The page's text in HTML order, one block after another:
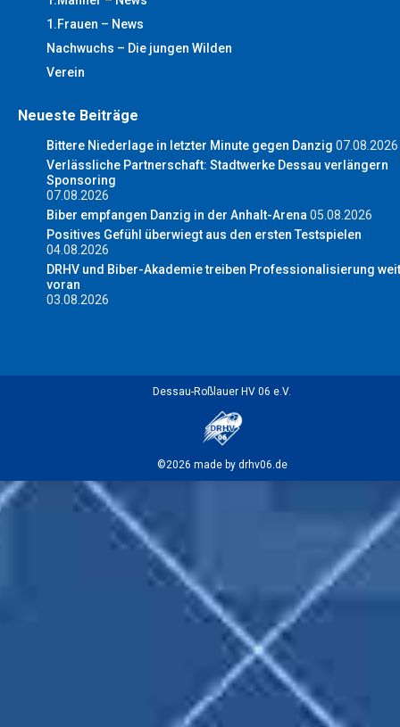
1.Frauen – News
Nachwuchs – Die jungen Wilden
Verein
Neueste Beiträge
Bittere Niederlage in letzter Minute gegen Danzig 07.08.2026
Verlässliche Partnerschaft: Stadtwerke Dessau verlängern
Sponsoring
07.08.2026
Biber empfangen Danzig in der Anhalt-Arena05.08.2026
Positives Gefühl überwiegt aus den ersten Testspielen
04.08.2026
DRHV und Biber-Akademie treiben Professionalisierung
voran
03.08.2026
Dessau-Roßlauer HV 06 e.V.
©2026 made by drhv06.de